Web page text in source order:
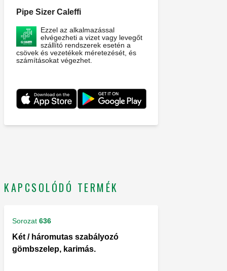
Pipe Sizer Caleffi
Ezzel az alkalmazással
elvégezheti a vizet vagy levegőt
szállító rendszerek esetén a
csövek és vezetékek méretezését, és
számításokat végezhet.
KAPCSOLÓDÓ TERMÉK
Sorozat 636
Két / háromutas szabályozó
gömbszelep, karimás.